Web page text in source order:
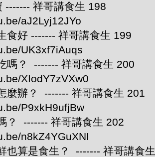
------- 祥哥講食生 198
aJ2Lyj12JYo
食好 ------- 祥哥講食生 199
UK3xf7iAuqs
嗎？ ------- 祥哥講食生 200
XIodY7zVXw0
麼辦？ ------- 祥哥講食生 201
P9xkH9ufjBw
？ ------- 祥哥講食生 202
n8kZ4YGuXNI
也算是食生？ ------- 祥哥講食